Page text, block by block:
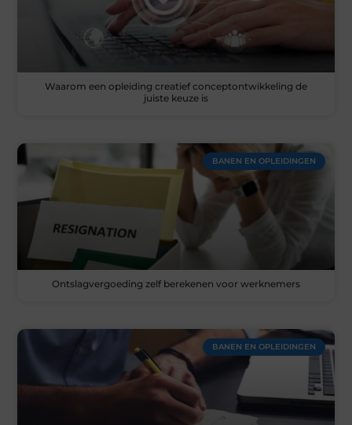
Waarom een opleiding creatief conceptontwikkeling de
juiste keuze is
BANEN EN OPLEIDINGEN
Ontslagvergoeding zelf berekenen voor werknemers
BANEN EN OPLEIDINGEN